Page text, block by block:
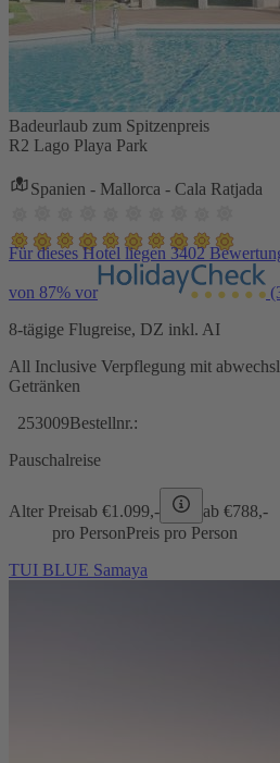
Badeurlaub zum Spitzenpreis
R2 Lago Playa Park
Spanien - Mallorca - Cala Ratjada
Für dieses Hotel liegen 3402
von 87% vor
8-tägige Flugreise, DZ inkl. AI
All Inclusive Verpflegung mit
Getränken
253009Bestellnr.:
Pauschalreise
Alter Preisab €1.099,- ab €788,-
pro PersonPreis pro Person
TUI BLUE Samaya